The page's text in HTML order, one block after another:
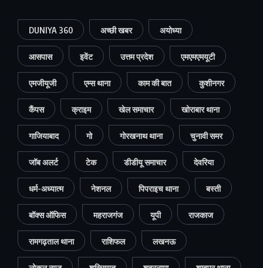
DUNIYA 360 अच्छी खबर अयोध्या
आसपास इवेंट उत्तम प्रदेश एमएमएमयूटी
एमजीयूजी एम्स थाना काम की बात कुशीनगर
कैंपस क्राइम खेल समाचार खोराबार थाना
गाजियाबाद गो गोरखनाथ थाना चुनावी समर
जॉब अलर्ट टेक डीडीयू समाचार देवरिया
धर्म-अध्यात्म नेशनल पिपराइच थाना बस्ती
बॉक्स ऑफिस महराजगंज यूपी राजकाज
रामगढ़ताल थाना राशिफल लखनऊ